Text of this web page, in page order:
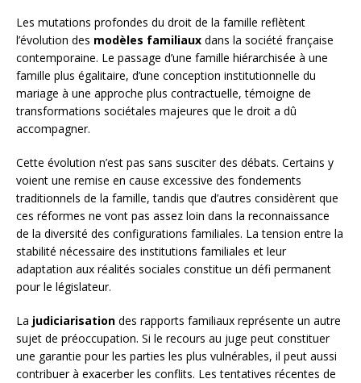
Les mutations profondes du droit de la famille reflètent
l’évolution des modèles familiaux dans la société française
contemporaine. Le passage d’une famille hiérarchisée à une
famille plus égalitaire, d’une conception institutionnelle du
mariage à une approche plus contractuelle, témoigne de
transformations sociétales majeures que le droit a dû
accompagner.
Cette évolution n’est pas sans susciter des débats. Certains y
voient une remise en cause excessive des fondements
traditionnels de la famille, tandis que d’autres considèrent que
ces réformes ne vont pas assez loin dans la reconnaissance
de la diversité des configurations familiales. La tension entre la
stabilité nécessaire des institutions familiales et leur
adaptation aux réalités sociales constitue un défi permanent
pour le législateur.
La judiciarisation des rapports familiaux représente un autre
sujet de préoccupation. Si le recours au juge peut constituer
une garantie pour les parties les plus vulnérables, il peut aussi
contribuer à exacerber les conflits. Les tentatives récentes de